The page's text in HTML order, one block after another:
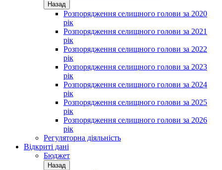
Назад
Розпорядження селищного голови за 2020
рік
Розпорядження селищного голови за 2021
рік
Розпорядження селищного голови за 2022
рік
Розпорядження селищного голови за 2023
рік
Розпорядження селищного голови за 2024
рік
Розпорядження селищного голови за 2025
рік
Розпорядження селищного голови за 2026
рік
Регуляторна діяльність
Відкриті дані
Бюджет
Назад